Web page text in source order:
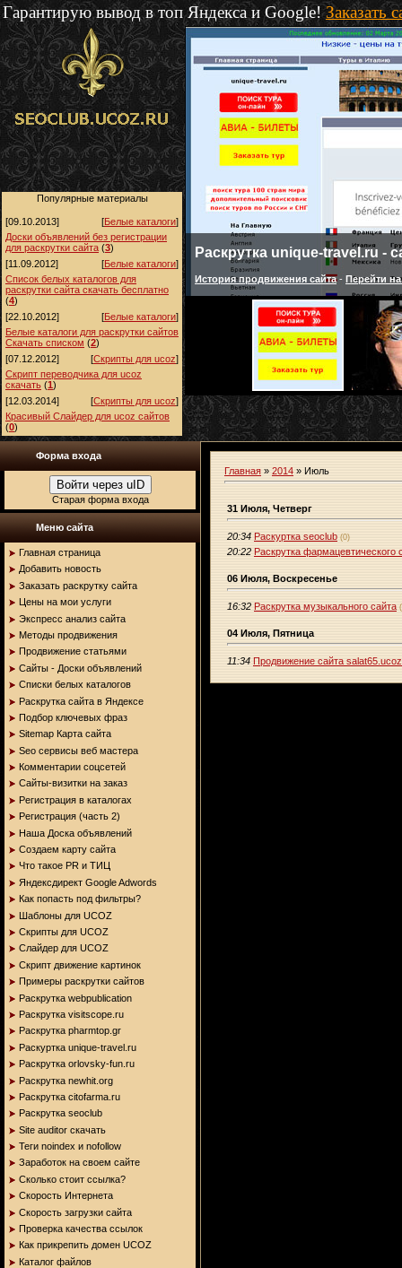
Гарантирую вывод в топ Яндекса и Google!Заказать
Раскрутка unique-travel.ru -
История продвижения сайта- Перейти
Популярные материалы
[09.10.2013] [Белые каталоги]
Доски объявлений без регистрации
для раскрутки сайта (3)
[11.09.2012]
[Белые каталоги]
Список белых каталогов для
раскрутки сайта скачать бесплатно
(4)
[22.10.2012]
[Белые каталоги]
Белые каталоги для раскрутки сайтов
Скачать списком (2)
[07.12.2012]
[Скрипты для ucoz]
Скрипт переводчика для ucoz
скачать (1)
[12.03.2014]
[Скрипты для ucoz]
Красивый Слайдер для ucoz сайтов
(0)
Форма входа
Войти через uID
Старая форма входа
Меню сайта
Главная страница
Добавить новость
Заказать раскрутку сайта
Цены на мои услуги
Экспресс анализ сайта
Методы продвижения
Продвижение статьями
Сайты - Доски объявлений
Списки белых каталогов
Раскрутка сайта в Яндексе
Подбор ключевых фраз
Sitemap Карта сайта
Seo сервисы веб мастера
Комментарии соцсетей
Сайты-визитки на заказ
Регистрация в каталогах
Регистрация (часть 2)
Наша Доска объявлений
Создаем карту сайта
Что такое PR и ТИЦ
Яндексдирект Google Adwords
Как попасть под фильтры?
Шаблоны для UCOZ
Скрипты для UCOZ
Слайдер для UCOZ
Скрипт движение картинок
Примеры раскрутки сайтов
Раскрутка webpublication
Раскрутка visitscope.ru
Раскрутка pharmtop.gr
Раскуртка unique-travel.ru
Раскрутка orlovsky-fun.ru
Раскрутка newhit.org
Раскрутка citofarmа.ru
Раскрутка seoclub
Site auditor скачать
Теги noindex и nofollow
Заработок на своем сайте
Сколько стоит ссылка?
Скорость Интернета
Скорость загрузки сайта
Проверка качества ссылок
Как прикрепить домен UCOZ
Каталог файлов
Главная » 2014 » Июль
31 Июля, Четверг
20:34 Раскуртка seoclub (0)
20:22 Раскрутка фармацевтического
06 Июля, Воскресенье
16:32 Раскрутка музыкального сайта
04 Июля, Пятница
11:34 Продвижение сайта